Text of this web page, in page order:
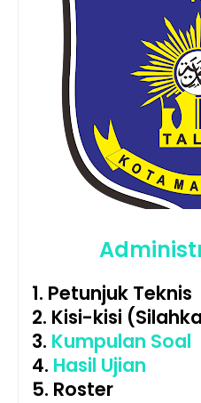
1. Petunjuk Teknis
2. Kisi-kisi
3. Kumpulan Soal
4. Hasil Ujian
5. Roster